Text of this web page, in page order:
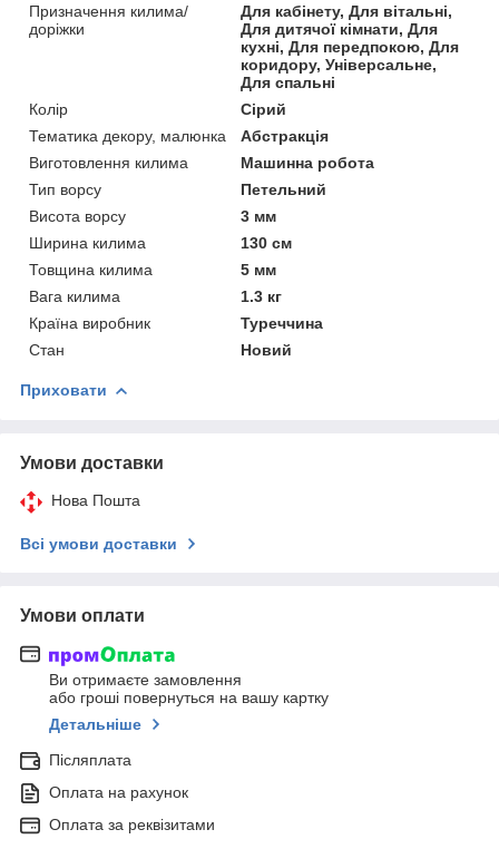
Призначення килима/
доріжки
Для кабінету, Для вітальні,
Для дитячої кімнати, Для
кухні, Для передпокою, Для
коридору, Універсальне,
Для спальні
Колір
Сірий
Тематика декору, малюнка
Абстракція
Виготовлення килима
Машинна робота
Тип ворсу
Петельний
Висота ворсу
3 мм
Ширина килима
130 см
Товщина килима
5 мм
Вага килима
1.3 кг
Країна виробник
Туреччина
Стан
Новий
Приховати
Умови доставки
Нова Пошта
Всі умови доставки
Умови оплати
Ви отримаєте замовлення
або гроші повернуться на вашу картку
Детальніше
Післяплата
Оплата на рахунок
Оплата за реквізитами